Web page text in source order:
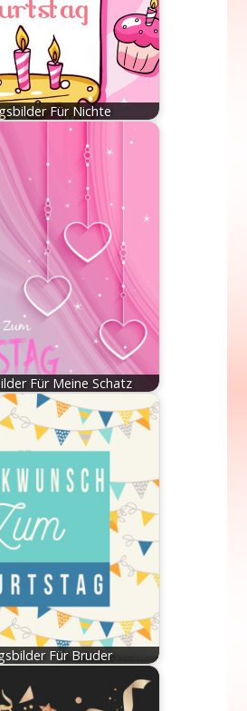
Für Nichte
Für Meine Schatz
Für Bruder